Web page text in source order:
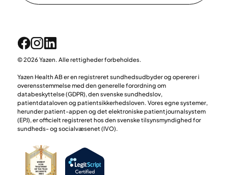
© 2026 Yazen. Alle rettigheder forbeholdes.
Yazen Health AB er en registreret sundhedsudbyder og opererer i
overensstemmelse med den generelle forordning om
databeskyttelse (GDPR), den svenske sundhedslov,
patientdataloven og patientsikkerhedsloven. Vores egne systemer,
herunder patient-appen og det elektroniske patientjournalsystem
(EPJ), er officielt registreret hos den svenske tilsynsmyndighed for
sundheds- og socialvæsenet (IVO).